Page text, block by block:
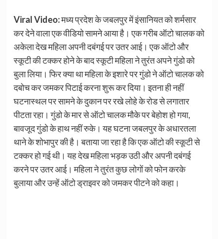
Viral Video:मध्य प्रदेश के जबलपुर में इंसानियत को शर्मसार
कर देने वाला एक वीडियो सामने आया है। एक गरीब ऑटो चालक को
अकेला देख महिला अपनी दबंगई पर उतर आई। एक ऑटो और
स्कूटी की टक्कर होने के बाद स्कूटी महिला ने तुरंत अपने गुंडो को
बुला लिया। फिर क्या था महिला के इशारे पर गुंडो ने ऑटो चालक को
दबोच कर जमकर पिटाई करना शुरू कर दिया। इतना ही नहीं
घटनास्थल पर सामने के दुकान पर रखे लोहे के रोड से लगातार
पीटता रहा। गुंडो के मार से ऑटो चालक मौके पर बेहोश हो गया,
बावजूद गुंडो के हाथ नहीं रुके। यह घटना जबलपुर के अधारतला
थाने के शोभापुर की है। बताया जा रहा है कि एक ऑटो की स्कूटी से
टक्कर हो गई थी। यह देख महिला भड़क उठी और अपनी दबंगई
करने पर उतर आई। महिला ने तुरंत कुछ लोगों को फोन करके
बुलाया और उन्हें ऑटो ड्राइवर को जमकर पीटने को कहा।